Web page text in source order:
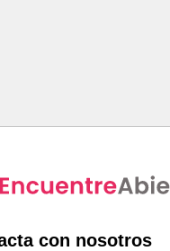
con nosotros